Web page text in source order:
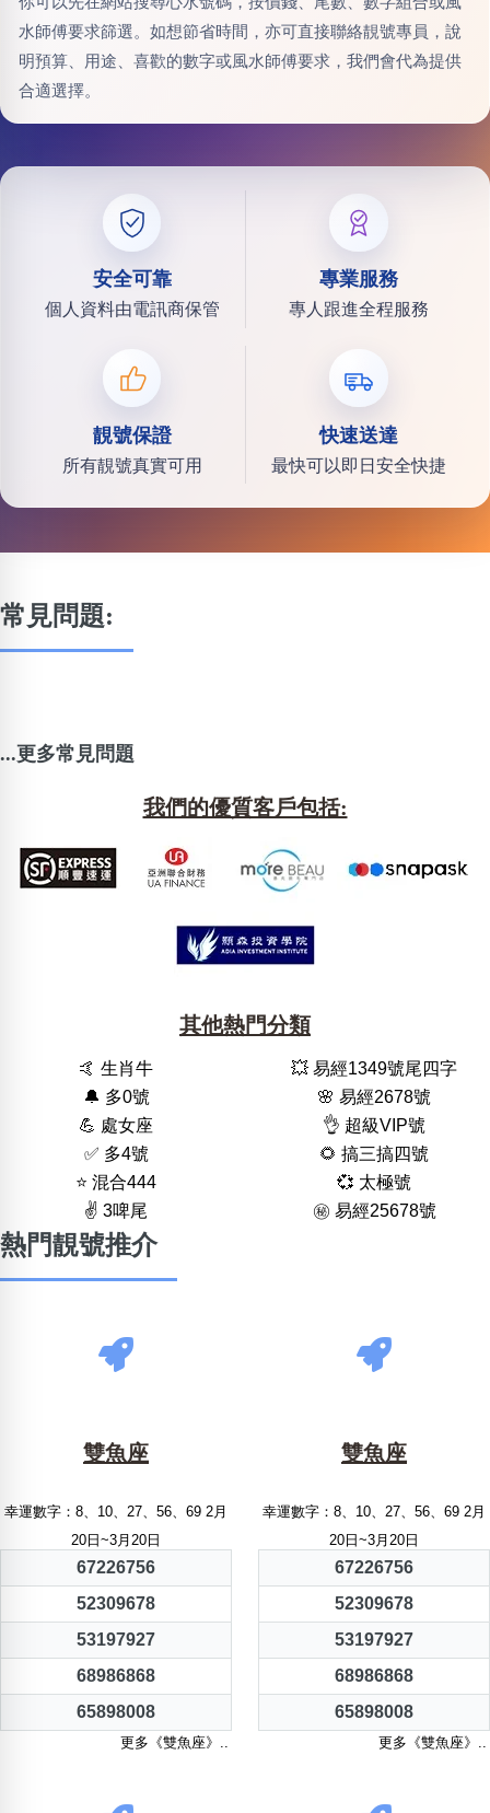
水師傅要求篩選。如想節省時間，亦可直接聯絡靚號專員，說
明預算、用途、喜歡的數字或風水師傅要求，我們會代為提供
合適選擇。
安全可靠
個人資料由電訊商保管
專業服務
專人跟進全程服務
靚號保證
所有靚號真實可用
快速送達
最快可以即日安全快捷
常見問題:
...更多常見問題
我們的優質客戶包括:
其他熱門分類
🤙 生肖牛
💥 易經1349號尾四字
🔔 多0號
🌸 易經2678號
💪 處女座
👌 超級VIP號
✅ 多4號
🌻 搞三搞四號
⭐️ 混合444
💞 太極號
✌️ 3啤尾
㊙️ 易經25678號
熱門靚號推介
雙魚座
幸運數字：8、10、27、56、69 2月
20日~3月20日
67226756
52309678
53197927
68986868
65898008
更多《雙魚座》..
雙魚座
幸運數字：8、10、27、56、69 2月
20日~3月20日
67226756
52309678
53197927
68986868
65898008
更多《雙魚座》..